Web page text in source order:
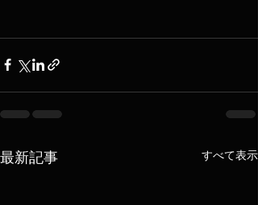
最新記事 すべて表示